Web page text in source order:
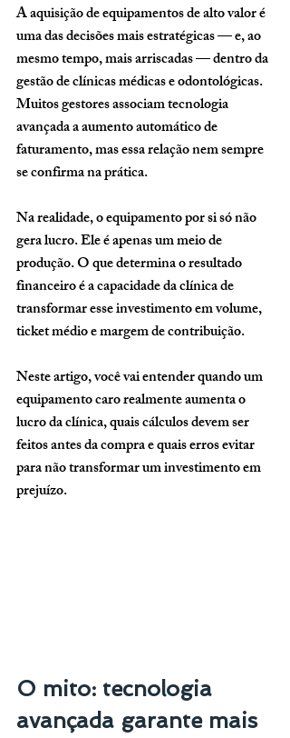
A aquisição de equipamentos de alto valor é
uma das decisões mais estratégicas — e, ao
mesmo tempo, mais arriscadas — dentro da
gestão de clínicas médicas e odontológicas.
Muitos gestores associam tecnologia
avançada a aumento automático de
faturamento, mas essa relação nem sempre
se confirma na prática.
Na realidade, o equipamento por si só não
gera lucro. Ele é apenas um meio de
produção. O que determina o resultado
financeiro é a capacidade da clínica de
transformar esse investimento em volume,
ticket médio e margem de contribuição.
Neste artigo, você vai entender quando um
equipamento caro realmente aumenta o
lucro da clínica, quais cálculos devem ser
feitos antes da compra e quais erros evitar
para não transformar um investimento em
prejuízo.
O mito: tecnologia
avançada garante mais